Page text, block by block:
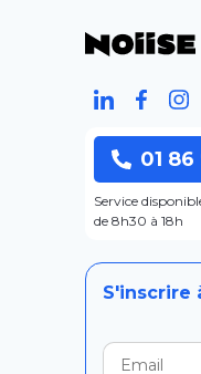
01 86
Service
de 8h30 à 18h
S'inscrire